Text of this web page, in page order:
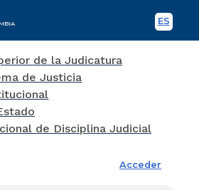
ES
Acceder